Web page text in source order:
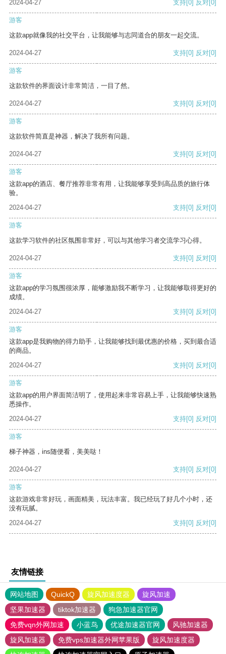
2024-04-27 支持[0] 反对[0]
游客
这款app就像我的社交平台，让我能够与志同道合的朋友一起交流。
2024-04-27 支持[0] 反对[0]
游客
这款软件的界面设计非常简洁，一目了然。
2024-04-27 支持[0] 反对[0]
游客
这款软件简直是神器，解决了我所有问题。
2024-04-27 支持[0] 反对[0]
游客
这款app的酒店、餐厅推荐非常有用，让我能够享受到高品质的旅行体
验。
2024-04-27
支持[0] 反对[0]
游客
这款学习软件的社区氛围非常好，可以与其他学习者交流学习心得。
2024-04-27 支持[0] 反对[0]
游客
这款app的学习氛围很浓厚，能够激励我不断学习，让我能够取得更好的
成绩。
2024-04-27
支持[0] 反对[0]
游客
这款app是我购物的得力助手，让我能够找到最优惠的价格，买到最合适
的商品。
2024-04-27
支持[0] 反对[0]
游客
这款app的用户界面简洁明了，使用起来非常容易上手，让我能够快速熟
悉操作。
2024-04-27
支持[0] 反对[0]
游客
梯子神器，ins随便看，美美哒！
2024-04-27 支持[0] 反对[0]
游客
这款游戏非常好玩，画面精美，玩法丰富。我已经玩了好几个小时，还
没有玩腻。
2024-04-27
支持[0] 反对[0]
友情链接
网站地图 QuickQ 旋风加速度器
旋风加速
坚果加速器
tiktok加速器
狗急加速器官网
免费vqn外网加速
小蓝鸟 优途加速器官网
风驰加速器
旋风加速器
免费vps加速器外网苹果版
旋风加速度器